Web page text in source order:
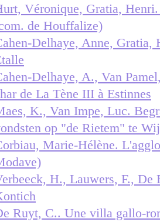
Véronique, Gratia,
de Houffalize)
Delhaye, Anne, Gratia,
Delhaye, A., Van
de La Tène III à Estinnes
K., Van Impe, Luc.
op "de Rietem" te
Marie-Hélène.
H., Lauwers, F., De
Ruyt, C.. Une villa gallo-